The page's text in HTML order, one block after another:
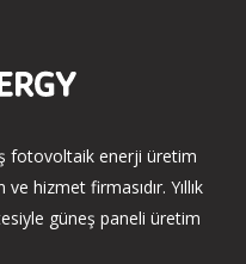
fotovoltaik enerji üretim
hizmet firmasıdır. Yıllık
güneş paneli üretim